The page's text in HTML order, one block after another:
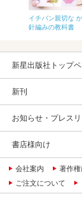
イチバン親切な
針編みの教科書
新星出版社トップ
新刊
お知らせ・プレス
書店様向け
会社案内 著作
ご注文について